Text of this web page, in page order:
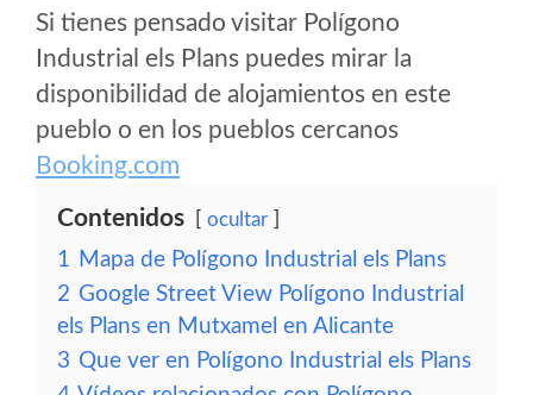
Si tienes pensado visitar Polígono
Industrial els Plans puedes mirar la
disponibilidad de alojamientos en este
pueblo o en los pueblos cercanos
Booking.com
Contenidos ocultar
1 Mapa de Polígono Industrial els Plans
2 Google Street View Polígono Industrial
els Plans en Mutxamel en Alicante
3 Que ver en Polígono Industrial els Plans